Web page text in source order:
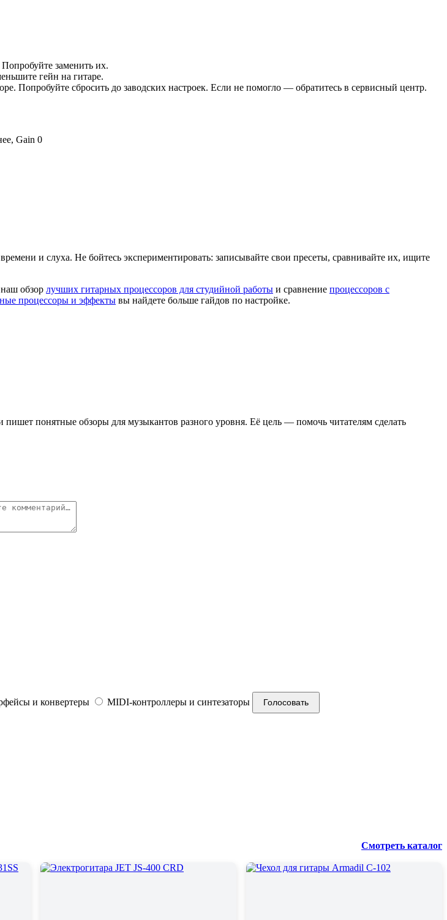
заменить их.
гейн на гитаре.
Попробуйте сбросить до заводских настроек. Если не помогло — обратитесь в сервисный центр.
Gain 0
и слуха. Не бойтесь экспериментировать: записывайте свои пресеты, сравнивайте их, ищите
обзор лучших гитарных процессоров для студийной работы и сравнение процессоров с
процессоры и эффекты вы найдете больше гайдов по настройке.
понятные обзоры для музыкантов разного уровня. Её цель — помочь читателям сделать
и конвертеры MIDI-контроллеры и синтезаторы Голосовать
Смотреть каталог